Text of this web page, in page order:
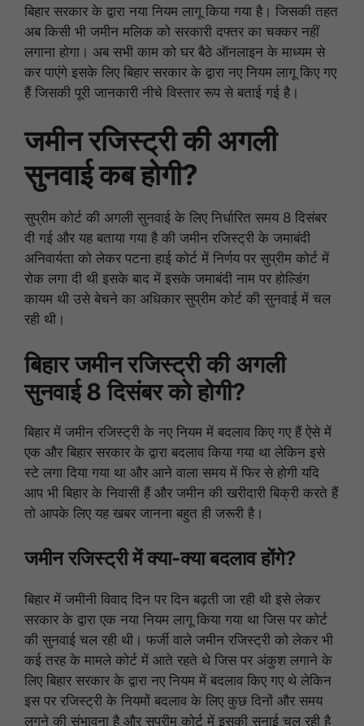
बिहार सरकार के द्वारा नया नियम लागू किया गया है। जिसकी तहत
अब किसी भी जमीन मलिक को सरकारी दफ्तर का चक्कर नहीं
लगाना होगा। अब सभी काम को घर बैठे ऑनलाइन के माध्यम से
कर पाएंगे इसके लिए बिहार सरकार के द्वारा नए नियम लागू किए गए
हैं जिसकी पूरी जानकारी नीचे विस्तार रूप से बताई गई है।
जमीन रजिस्ट्री की अगली
सुनवाई कब होगी?
सुप्रीम कोर्ट की अगली सुनवाई के लिए निर्धारित समय 8 दिसंबर
दी गई और यह बताया गया है की जमीन रजिस्ट्री के जमाबंदी
अनिवार्यता को लेकर पटना हाई कोर्ट में निर्णय पर सुप्रीम कोर्ट में
रोक लगा दी थी इसके बाद में इसके जमाबंदी नाम पर होल्डिंग
कायम थी उसे बेचने का अधिकार सुप्रीम कोर्ट की सुनवाई में चल
रही थी।
बिहार जमीन रजिस्ट्री की अगली
सुनवाई 8 दिसंबर को होगी?
बिहार में जमीन रजिस्ट्री के नए नियम में बदलाव किए गए हैं ऐसे में
एक और बिहार सरकार के द्वारा बदलाव किया गया था लेकिन इसे
स्टे लगा दिया गया था और आने वाला समय में फिर से होगी यदि
आप भी बिहार के निवासी हैं और जमीन की खरीदारी बिक्री करते हैं
तो आपके लिए यह खबर जानना बहुत ही जरूरी है।
जमीन रजिस्ट्री में क्या-क्या बदलाव होंगे?
बिहार में जमीनी विवाद दिन पर दिन बढ़ती जा रही थी इसे लेकर
सरकार के द्वारा एक नया नियम लागू किया गया था जिस पर कोर्ट
की सुनवाई चल रही थी। फर्जी वाले जमीन रजिस्ट्री को लेकर भी
कई तरह के मामले कोर्ट में आते रहते थे जिस पर अंकुश लगाने के
लिए बिहार सरकार के द्वारा नए नियम में बदलाव किए गए थे लेकिन
इस पर रजिस्ट्री के नियमों बदलाव के लिए कुछ दिनों और समय
लगने की संभावना है और सुप्रीम कोर्ट में इसकी सुनाई चल रही है